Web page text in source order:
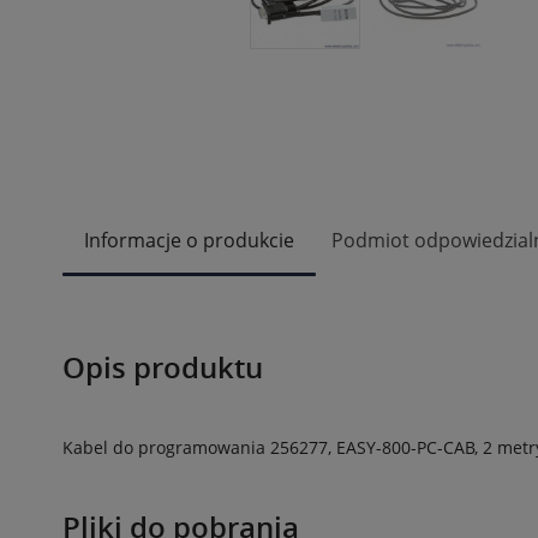
Informacje o produkcie Podmiot
Opis produktu
Kabel do programowania 256277, EASY-800-PC-CAB, 2
Pliki do pobrania